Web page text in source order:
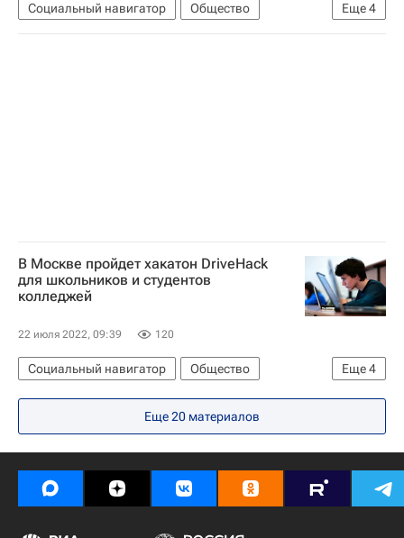
Еще4
Социальный навигатор
Общество
Москва
СН_Образование
Парки
В Москве пройдет хакатон DriveHack
для школьников и студентов
колледжей
22 июля 2022, 09:39 120
Еще4
Социальный навигатор
Общество
СН_Образование
Навигатор абитуриента
Еще 20 материалов